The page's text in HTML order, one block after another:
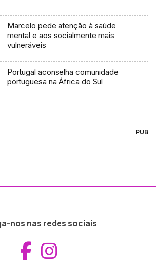
Marcelo pede atenção à saúde
mental e aos socialmente mais
vulneráveis
Portugal aconselha comunidade
portuguesa na África do Sul
PUB
nos nas redes sociais
Aceder ao